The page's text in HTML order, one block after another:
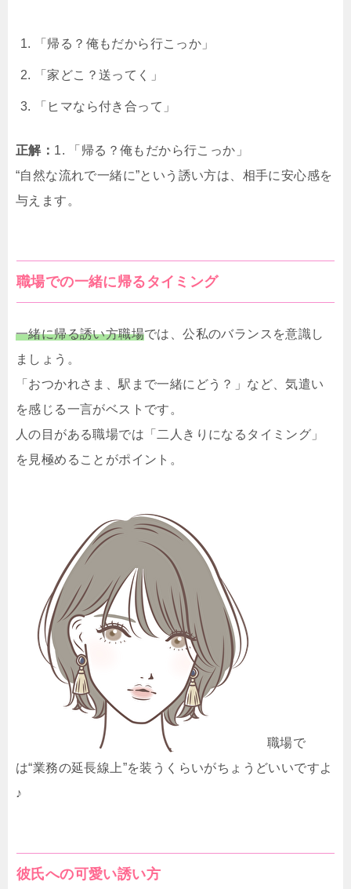
「帰る？俺もだから行こっか」
「家どこ？送ってく」
「ヒマなら付き合って」
正解： 1. 「帰る？俺もだから行こっか」
“自然な流れで一緒に”という誘い方は、相手に安心感を
与えます。
職場での一緒に帰るタイミング
一緒に帰る誘い方職場では、公私のバランスを意識し
ましょう。
「おつかれさま、駅まで一緒にどう？」など、気遣い
を感じる一言がベストです。
人の目がある職場では「二人きりになるタイミング」
を見極めることがポイント。
職場で
は“業務の延長線上”を装うくらいがちょうどいいですよ
♪
彼氏への可愛い誘い方